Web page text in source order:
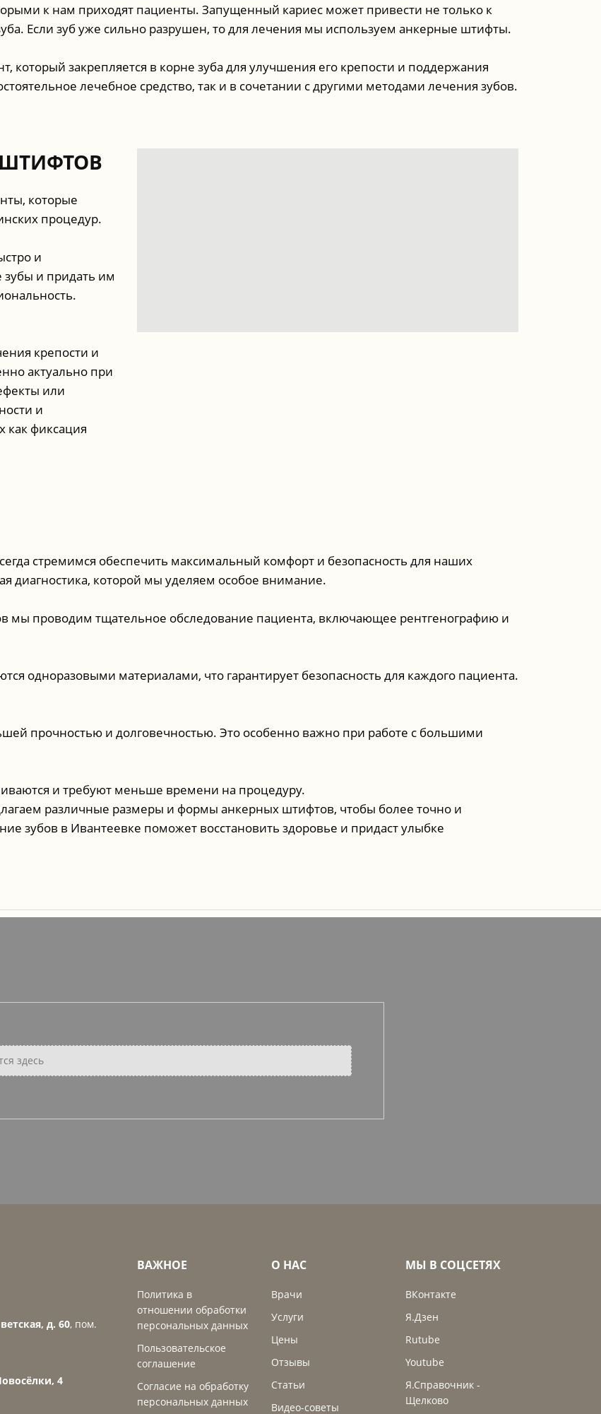
к нам приходят пациенты. Запущенный кариес может привести не только к
Если зуб уже сильно разрушен, то для лечения мы используем анкерные штифты.
который закрепляется в корне зуба для улучшения его крепости и поддержания
лечебное средство, так и в сочетании с другими методами лечения зубов.
которые
процедур.
и
и придать им
крепости и
актуально при
или
и
как фиксация
стремимся обеспечить максимальный комфорт и безопасность для наших
диагностика, которой мы уделяем особое внимание.
мы проводим тщательное обследование пациента, включающее рентгенографию и
одноразовыми материалами, что гарантирует безопасность для каждого пациента.
прочностью и долговечностью. Это особенно важно при работе с большими
и требуют меньше времени на процедуру.
различные размеры и формы анкерных штифтов, чтобы более точно и
зубов в Ивантеевке поможет восстановить здоровье и придаст улыбке
здесь
д. 60, пом.
4
ВАЖНОЕ
Политика в
отношении обработки
персональных данных
Пользовательское
соглашение
Согласие на обработку
персональных данных
О НАС
Врачи
Услуги
Цены
Отзывы
Статьи
Видео-советы
МЫ В СОЦСЕТЯХ
ВКонтакте
Я.Дзен
Rutube
Youtube
Я.Справочник -
Щелково